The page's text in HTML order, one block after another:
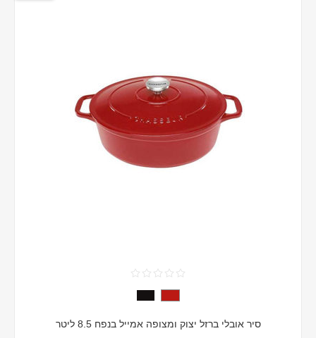
סיר אובלי ברזל יצוק ומצופה אמייל בנפח 8.5 ליטר